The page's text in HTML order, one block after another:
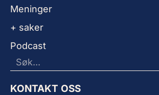
Meninger
+ saker
Podcast
KONTAKT OSS